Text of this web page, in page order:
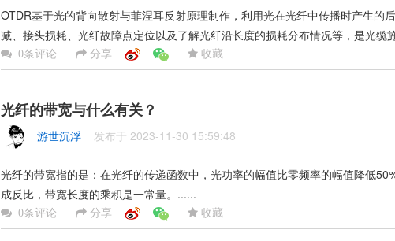
OTDR基于光的背向散射与菲涅耳反射原理制作，利用光在光纤中传播时产生的
减、接头损耗、光纤故障点定位以及了解光纤沿长度的损耗分布情况等，是光缆
0条评论 分享 收藏
光纤的带宽与什么有关？
游世沉浮 发布于 2023-11-30 15:59:48
光纤的带宽指的是：在光纤的传递函数中，光功率的幅值比零频率的幅值降低
成反比，带宽长度的乘积是一常量。......
0条评论 分享 收藏